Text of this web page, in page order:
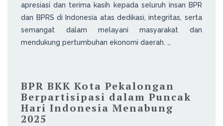
apresiasi dan terima kasih kepada seluruh insan BPR
dan BPRS di Indonesia atas dedikasi, integritas, serta
semangat dalam melayani masyarakat dan
mendukung pertumbuhan ekonomi daerah. …
BPR BKK Kota Pekalongan
Berpartisipasi dalam Puncak
Hari Indonesia Menabung
2025